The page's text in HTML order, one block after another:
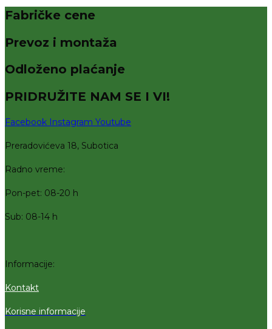
Fabričke cene
Prevoz i montaža
Odloženo plaćanje
PRIDRUŽITE NAM SE I VI!
Facebook Instagram Youtube
Preradovićeva 18, Subotica
Radno vreme:
Pon-pet: 08-20 h
Sub: 08-14 h
Informacije:
Kontakt
Korisne informacije